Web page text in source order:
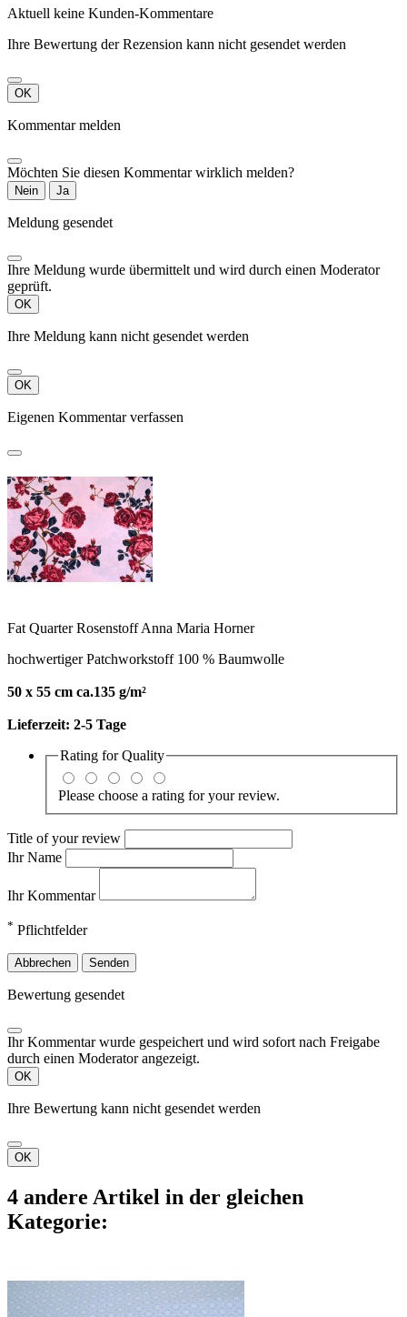
Aktuell keine Kunden-Kommentare
Ihre Bewertung der Rezension kann nicht gesendet werden
OK
Kommentar melden
Möchten Sie diesen Kommentar wirklich melden?
Nein Ja
Meldung gesendet
Ihre Meldung wurde übermittelt und wird durch einen Moderator
geprüft.
OK
Ihre Meldung kann nicht gesendet werden
OK
Eigenen Kommentar verfassen
Fat Quarter Rosenstoff Anna Maria Horner
hochwertiger Patchworkstoff 100 % Baumwolle
50 x 55 cm ca.135 g/m²
Lieferzeit: 2-5 Tage
Rating forQuality
Please choose a rating for your review.
Title of your review
Ihr Name
Ihr Kommentar
* Pflichtfelder
Abbrechen Senden
Bewertung gesendet
Ihr Kommentar wurde gespeichert und wird sofort nach Freigabe
durch einen Moderator angezeigt.
OK
Ihre Bewertung kann nicht gesendet werden
OK
4 andere Artikel in der gleichen
Kategorie: